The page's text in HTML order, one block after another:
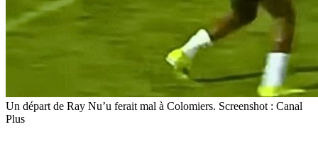
Un départ de Ray Nu’u ferait mal à Colomiers. Screenshot : Canal
Plus